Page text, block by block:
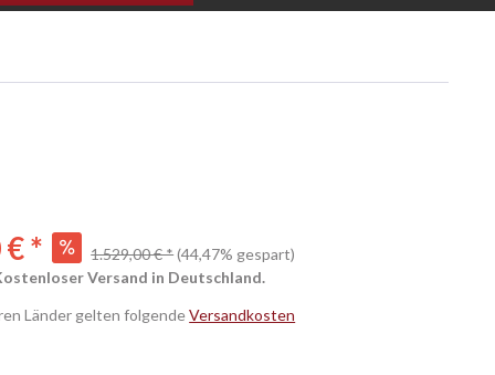
* 1.529,00 € *(44,47% gespart)
Versand in Deutschland.
Länder gelten folgendeVersandkosten